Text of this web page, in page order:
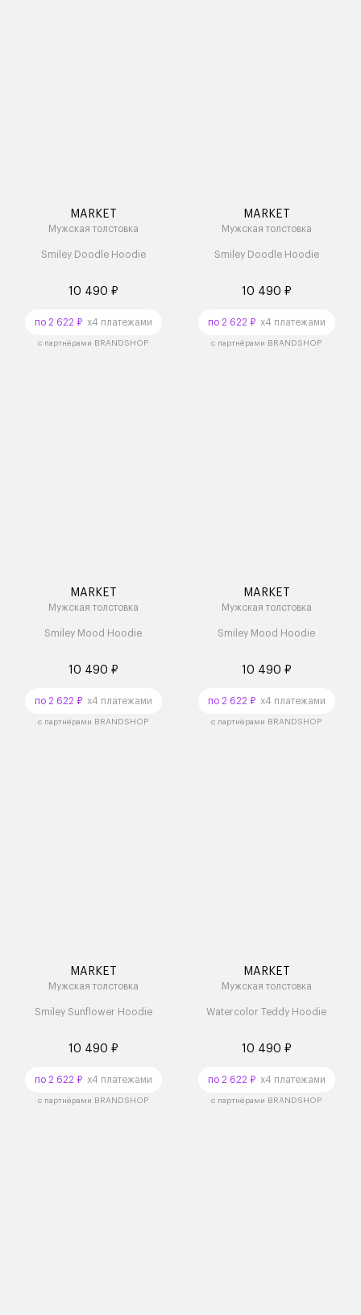
MARKET
Мужская толстовка
Smiley Doodle Hoodie
10 490 ₽
по 2 622 ₽x4 платежами
с партнёрами BRANDSHOP
MARKET
Мужская толстовка
Smiley Doodle Hoodie
10 490 ₽
по 2 622 ₽x4 платежами
с партнёрами BRANDSHOP
MARKET
Мужская толстовка
Smiley Mood Hoodie
10 490 ₽
по 2 622 ₽x4 платежами
с партнёрами BRANDSHOP
MARKET
Мужская толстовка
Smiley Mood Hoodie
10 490 ₽
по 2 622 ₽x4 платежами
с партнёрами BRANDSHOP
MARKET
Мужская толстовка
Smiley Sunflower Hoodie
10 490 ₽
по 2 622 ₽x4 платежами
с партнёрами BRANDSHOP
MARKET
Мужская толстовка
Watercolor Teddy Hoodie
10 490 ₽
по 2 622 ₽x4 платежами
с партнёрами BRANDSHOP